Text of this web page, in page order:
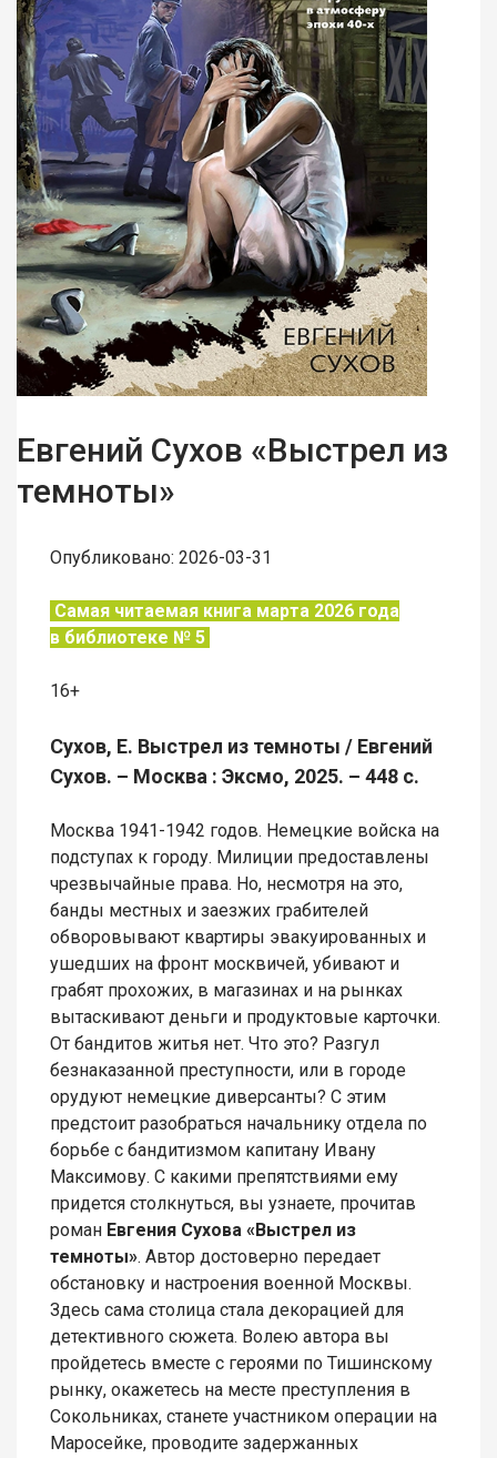
Евгений Сухов «Выстрел из
темноты»
Опубликовано: 2026-03-31
Самая читаемая книга марта 2026 года
в библиотеке № 5
16+
Сухов, Е. Выстрел из темноты / Евгений
Сухов. – Москва : Эксмо, 2025. – 448 с.
Москва 1941-1942 годов. Немецкие войска на
подступах к городу. Милиции предоставлены
чрезвычайные права. Но, несмотря на это,
банды местных и заезжих грабителей
обворовывают квартиры эвакуированных и
ушедших на фронт москвичей, убивают и
грабят прохожих, в магазинах и на рынках
вытаскивают деньги и продуктовые карточки.
От бандитов житья нет. Что это? Разгул
безнаказанной преступности, или в городе
орудуют немецкие диверсанты? С этим
предстоит разобраться начальнику отдела по
борьбе с бандитизмом капитану Ивану
Максимову. С какими препятствиями ему
придется столкнуться, вы узнаете, прочитав
роман Евгения Сухова «Выстрел из
темноты». Автор достоверно передает
обстановку и настроения военной Москвы.
Здесь сама столица стала декорацией для
детективного сюжета. Волею автора вы
пройдетесь вместе с героями по Тишинскому
рынку, окажетесь на месте преступления в
Сокольниках, станете участником операции на
Маросейке, проводите задержанных